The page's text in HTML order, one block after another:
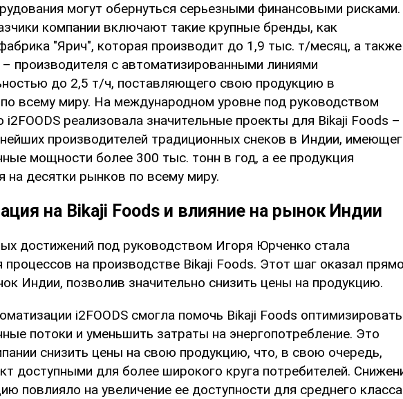
могут обернуться серьезными финансовыми рисками.
компании включают такие крупные бренды, как
"Ярич", которая производит до 1,9 тыс. т/месяц, а также
производителя с автоматизированными линиями
до 2,5 т/ч, поставляющего свою продукцию в
всему миру. На международном уровне под руководством
реализовала значительные проекты для Bikaji Foods –
производителей традиционных снеков в Индии,
мощности более 300 тыс. тонн в год, а ее продукция
на десятки рынков по всему миру.
на Bikaji Foods и влияние на рынок Индии
достижений под руководством Игоря Юрченко стала
процессов на производстве Bikaji Foods. Этот шаг оказал
Индии, позволив значительно снизить цены на продукцию.
i2FOODS смогла помочь Bikaji Foods оптимизировать
потоки и уменьшить затраты на энергопотребление. Это
снизить цены на свою продукцию, что, в свою очередь,
доступными для более широкого круга потребителей.
повлияло на увеличение ее доступности для среднего